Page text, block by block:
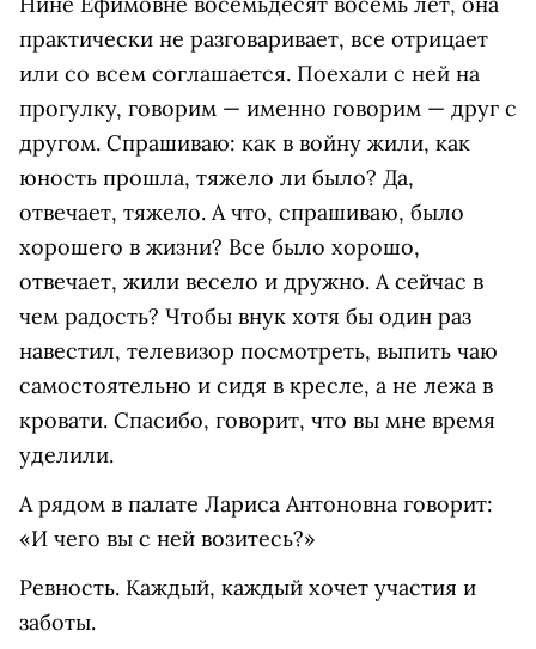
практически не разговаривает, все отрицает
или со всем соглашается. Поехали с ней на
прогулку, говорим — именно говорим — друг с
другом. Спрашиваю: как в войну жили, как
юность прошла, тяжело ли было? Да,
отвечает, тяжело. А что, спрашиваю, было
хорошего в жизни? Все было хорошо,
отвечает, жили весело и дружно. А сейчас в
чем радость? Чтобы внук хотя бы один раз
навестил, телевизор посмотреть, выпить чаю
самостоятельно и сидя в кресле, а не лежа в
кровати. Спасибо, говорит, что вы мне время
уделили.
А рядом в палате Лариса Антоновна говорит:
«И чего вы с ней возитесь?»
Ревность. Каждый, каждый хочет участия и
заботы.